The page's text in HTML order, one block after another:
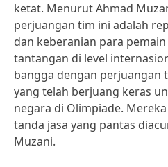
ketat. Menurut Ahmad
perjuangan tim ini adalah
dan keberanian para
tantangan di level
bangga dengan perjuangan
yang telah berjuang keras
negara di Olimpiade.
tanda jasa yang pantas
Muzani.